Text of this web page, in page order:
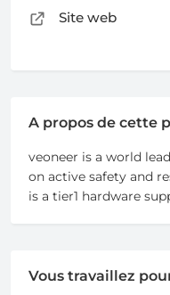
Site web
A propos de cette
veoneer is a world
on active safety and
is a tier1 hardware
Vous travaillez